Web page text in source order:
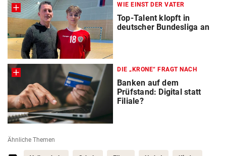
WIE EINST DER VATER
Top-Talent klopft in
deutscher Bundesliga an
DIE „KRONE“ FRAGT NACH
Banken auf dem
Prüfstand: Digital statt
Filiale?
Ähnliche Themen